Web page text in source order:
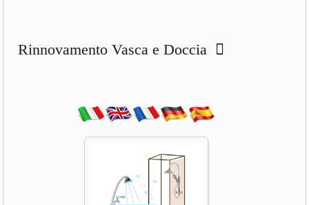
Rinnovamento Vasca e Doccia